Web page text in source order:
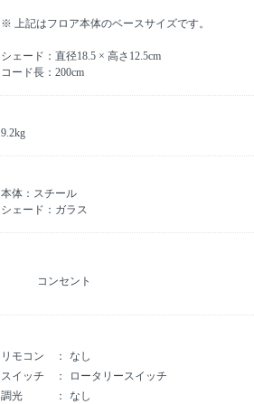
※ 上記はフロア本体のベースサイズです。
シェード：直径18.5 × 高さ12.5cm
コード長：200cm
9.2kg
本体：スチール
シェード：ガラス
コンセント
リモコン
なし
スイッチ
ロータリースイッチ
調光
なし